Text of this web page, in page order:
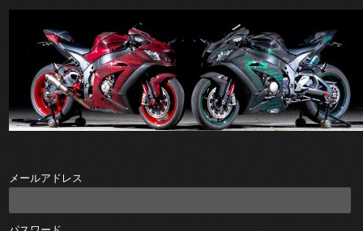
メールアドレス